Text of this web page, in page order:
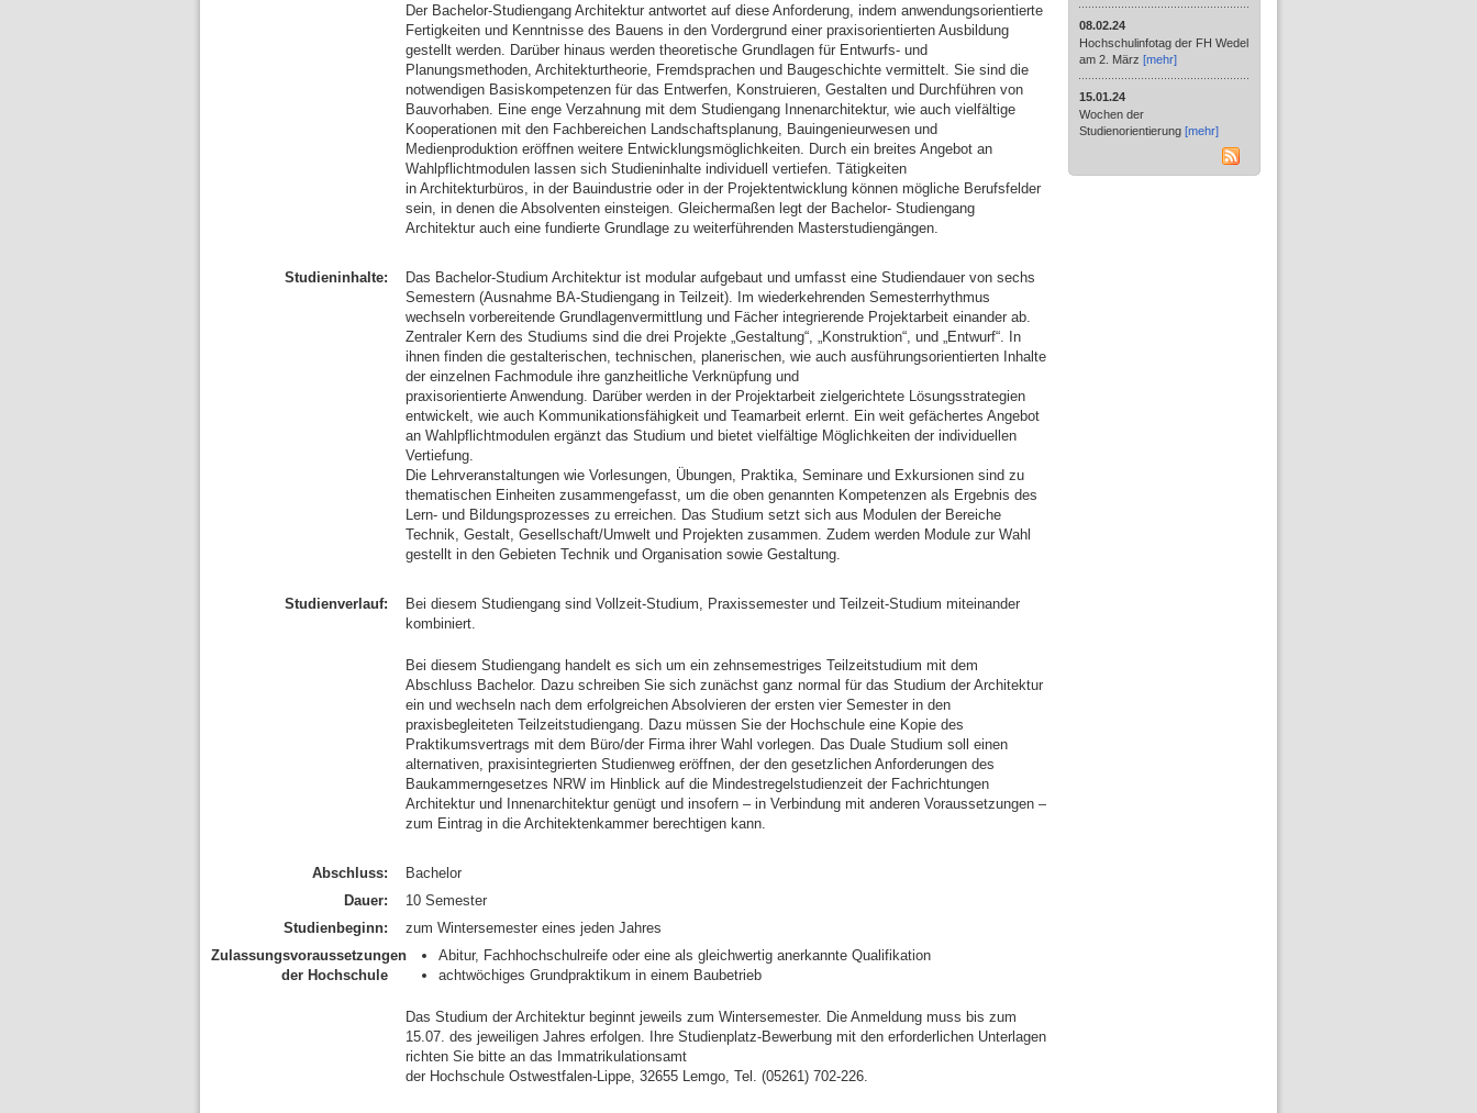
Der Bachelor-Studiengang Architektur antwortet auf diese Anforderung, indem anwendungsorientierte
Fertigkeiten und Kenntnisse des Bauens in den Vordergrund einer praxisorientierten Ausbildung
gestellt werden. Darüber hinaus werden theoretische Grundlagen für Entwurfs- und
Planungsmethoden, Architekturtheorie, Fremdsprachen und Baugeschichte vermittelt. Sie sind die
notwendigen Basiskompetenzen für das Entwerfen, Konstruieren, Gestalten und Durchführen von
Bauvorhaben. Eine enge Verzahnung mit dem Studiengang Innenarchitektur, wie auch vielfältige
Kooperationen mit den Fachbereichen Landschaftsplanung, Bauingenieurwesen und
Medienproduktion eröffnen weitere Entwicklungsmöglichkeiten. Durch ein breites Angebot an
Wahlpflichtmodulen lassen sich Studieninhalte individuell vertiefen. Tätigkeiten
in Architekturbüros, in der Bauindustrie oder in der Projektentwicklung können mögliche Berufsfelder
sein, in denen die Absolventen einsteigen. Gleichermaßen legt der Bachelor- Studiengang
Architektur auch eine fundierte Grundlage zu weiterführenden Masterstudiengängen.
Studieninhalte:
Das Bachelor-Studium Architektur ist modular aufgebaut und umfasst eine Studiendauer von sechs
Semestern (Ausnahme BA-Studiengang in Teilzeit). Im wiederkehrenden Semesterrhythmus
wechseln vorbereitende Grundlagenvermittlung und Fächer integrierende Projektarbeit einander ab.
Zentraler Kern des Studiums sind die drei Projekte „Gestaltung“, „Konstruktion“, und „Entwurf“. In
ihnen finden die gestalterischen, technischen, planerischen, wie auch ausführungsorientierten Inhalte
der einzelnen Fachmodule ihre ganzheitliche Verknüpfung und
praxisorientierte Anwendung. Darüber werden in der Projektarbeit zielgerichtete Lösungsstrategien
entwickelt, wie auch Kommunikationsfähigkeit und Teamarbeit erlernt. Ein weit gefächertes Angebot
an Wahlpflichtmodulen ergänzt das Studium und bietet vielfältige Möglichkeiten der individuellen
Vertiefung.
Die Lehrveranstaltungen wie Vorlesungen, Übungen, Praktika, Seminare und Exkursionen sind zu
thematischen Einheiten zusammengefasst, um die oben genannten Kompetenzen als Ergebnis des
Lern- und Bildungsprozesses zu erreichen. Das Studium setzt sich aus Modulen der Bereiche
Technik, Gestalt, Gesellschaft/Umwelt und Projekten zusammen. Zudem werden Module zur Wahl
gestellt in den Gebieten Technik und Organisation sowie Gestaltung.
Studienverlauf:
Bei diesem Studiengang sind Vollzeit-Studium, Praxissemester und Teilzeit-Studium miteinander
kombiniert.
Bei diesem Studiengang handelt es sich um ein zehnsemestriges Teilzeitstudium mit dem
Abschluss Bachelor. Dazu schreiben Sie sich zunächst ganz normal für das Studium der Architektur
ein und wechseln nach dem erfolgreichen Absolvieren der ersten vier Semester in den
praxisbegleiteten Teilzeitstudiengang. Dazu müssen Sie der Hochschule eine Kopie des
Praktikumsvertrags mit dem Büro/der Firma ihrer Wahl vorlegen. Das Duale Studium soll einen
alternativen, praxisintegrierten Studienweg eröffnen, der den gesetzlichen Anforderungen des
Baukammerngesetzes NRW im Hinblick auf die Mindestregelstudienzeit der Fachrichtungen
Architektur und Innenarchitektur genügt und insofern – in Verbindung mit anderen Voraussetzungen –
zum Eintrag in die Architektenkammer berechtigen kann.
Abschluss:
Bachelor
Dauer:
10 Semester
Studienbeginn:
zum Wintersemester eines jeden Jahres
Zulassungsvoraussetzungen
der Hochschule
Abitur, Fachhochschulreife oder eine als gleichwertig anerkannte Qualifikation
achtwöchiges Grundpraktikum in einem Baubetrieb
Das Studium der Architektur beginnt jeweils zum Wintersemester. Die Anmeldung muss bis zum
15.07. des jeweiligen Jahres erfolgen. Ihre Studienplatz-Bewerbung mit den erforderlichen Unterlagen
richten Sie bitte an das Immatrikulationsamt
der Hochschule Ostwestfalen-Lippe, 32655 Lemgo, Tel. (05261) 702-226.
08.02.24
Hochschulinfotag der FH Wedel
am 2. März [mehr]
15.01.24
Wochen der
Studienorientierung [mehr]